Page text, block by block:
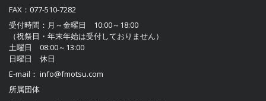
FAX：077-510-7282
受付時間：月～金曜日 10:00～18:00
（祝祭日・年末年始は受付しておりません）
土曜日 08:00～13:00
日曜日 休日
E-mail： info@fmotsu.com
所属団体